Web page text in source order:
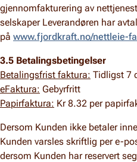
gjennomfakturering av
selskaper Leverandøren har
på www.fjordkraft.no/nettleie-
3.5 Betalingsbetingelser
Betalingsfrist faktura: Tidligst 7
eFaktura: Gebyrfritt
Papirfaktura: Kr 8.32 per
Dersom Kunden ikke betaler
Kunden varsles skriftlig per e-
dersom Kunden har reservert